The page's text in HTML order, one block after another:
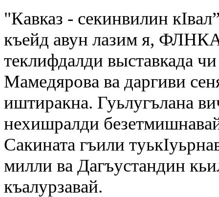
"Кавказ - секинвилин
къейд авун лазим я,
теклифдалди выставкада
Мамедярова ва даргиви
иштиракна. Гуьлугълана
нехишралди
Сакината гъили
милли ва Дагъустандин
къалурзавай.